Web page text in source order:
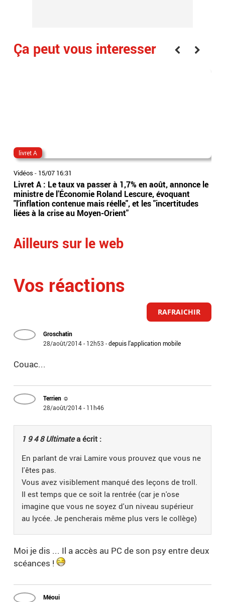
Ça peut vous interesser
livret A
Vidéos - 15/07 16:31
Livret A : Le taux va passer à 1,7% en août, annonce le
ministre de l’Économie Roland Lescure, évoquant
"l’inflation contenue mais réelle", et les "incertitudes
liées à la crise au Moyen-Orient"
Ailleurs sur le web
Vos réactions
RAFRAICHIR
Groschatin
28/août/2014 - 12h53 -depuis l'application mobile
Couac...
Terrien ☺
28/août/2014 - 11h46
1 9 4 8 Ultimatea écrit :
En parlant de vrai Lamire vous prouvez que vous ne
l'êtes pas.
Vous avez visiblement manqué des leçons de troll.
Il est temps que ce soit la rentrée (car je n'ose
imagine que vous ne soyez d'un niveau supérieur
au lycée. Je pencherais même plus vers le collège)
Moi je dis ... Il a accès au PC de son psy entre deux
scéances !
Méoui